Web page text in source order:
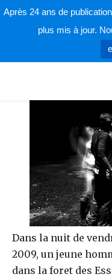
Après 24 ans de
plus mis à jour.
parla
Dans la nuit de
2009, un jeune
dans la foret des